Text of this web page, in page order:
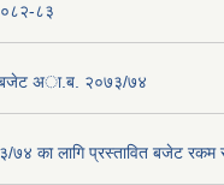
८३
बजेट अा.ब. २०७३/७४
का लागि प्रस्तावित बजेट रकम